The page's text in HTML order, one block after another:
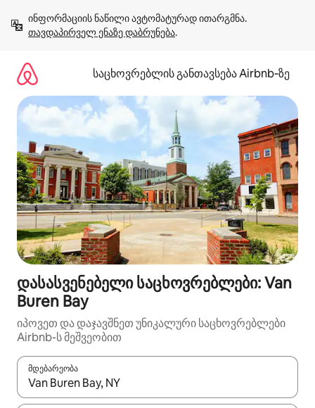
გადასვლა
თავდაპირველ ენაზე დაბრუნება.
საცხოვრებლის განთავსება Airbnb‑ზე
დასასვენებელი საცხოვრებლები: Van
Buren Bay
იპოვეთ და დაჯავშნეთ უნიკალური საცხოვრებლები
Airbnb-ს მეშვეობით
მდებარეობა
როცა შედეგები ხელმისაწვდომი გახდება, ნავიგაციისთვის